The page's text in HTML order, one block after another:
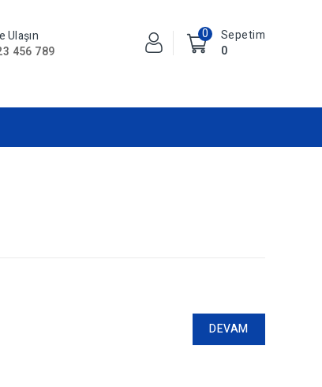
Sepetim
0
0
Ulaşın
456 789
DEVAM